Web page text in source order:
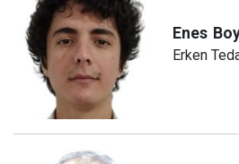
Enes
Erken